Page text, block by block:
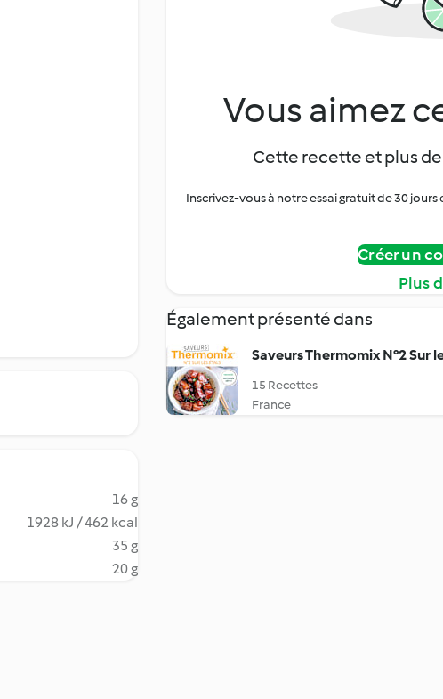
16 g
1928 kJ / 462 kcal
35 g
20 g
Vous aimez
Cette recette et plus
Inscrivez-vous à notre essai gratuit de 30
Créer un
Plus
Également présenté dans
Saveurs Thermomix N°2 Sur
15 Recettes
France